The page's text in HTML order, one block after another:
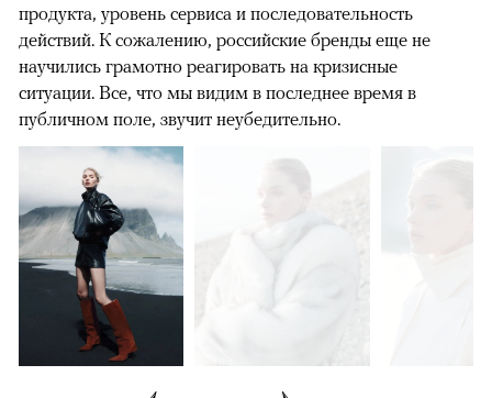
продукта, уровень сервиса и последовательность
действий. К сожалению, российские бренды еще не
научились грамотно реагировать на кризисные
ситуации. Все, что мы видим в последнее время в
публичном поле, звучит неубедительно.